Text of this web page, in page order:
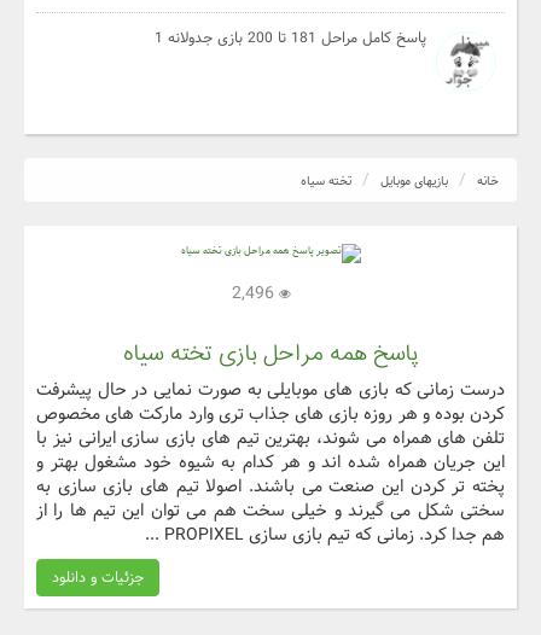
پاسخ کامل مراحل 181 تا 200 بازی جدولانه 1
خانه بازیهای موبایل تخته سیاه
پاسخ همه مراحل بازی تخته سیاه
درست زمانی که بازی های موبایلی به صورت نمایی در حال پیشرفت
کردن بوده و هر روزه بازی های جذاب تری وارد مارکت های مخصوص
تلفن های همراه می شوند، بهترین تیم های بازی سازی ایرانی نیز با
این جریان همراه شده اند و هر کدام به شیوه خود مشغول بهتر و
پخته تر کردن این صنعت می باشند. اصولا تیم های بازی سازی به
سختی شکل می گیرند و خیلی سخت هم می توان این تیم ها را از
هم جدا کرد. زمانی که تیم بازی سازی PROPIXEL ...
جزئیات و دانلود